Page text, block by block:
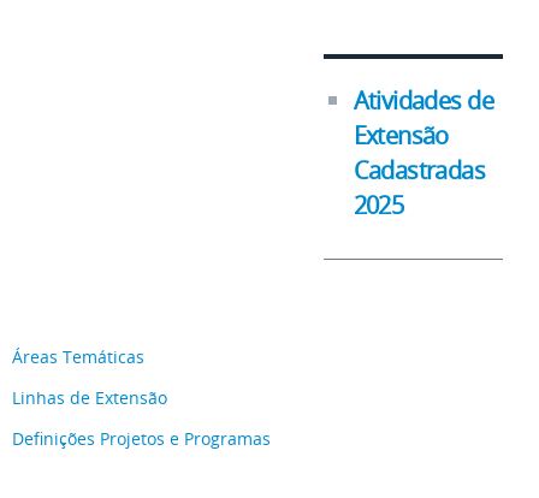
Atividades de
Extensão
Cadastradas
2025
Áreas Temáticas
Linhas de Extensão
Definições Projetos e Programas